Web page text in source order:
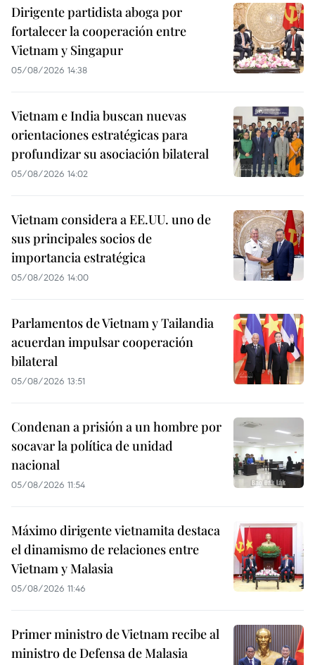
Dirigente partidista aboga por
fortalecer la cooperación entre
Vietnam y Singapur
05/08/2026 14:38
Vietnam e India buscan nuevas
orientaciones estratégicas para
profundizar su asociación bilateral
05/08/2026 14:02
Vietnam considera a EE.UU. uno de
sus principales socios de
importancia estratégica
05/08/2026 14:00
Parlamentos de Vietnam y Tailandia
acuerdan impulsar cooperación
bilateral
05/08/2026 13:51
Condenan a prisión a un hombre por
socavar la política de unidad
nacional
05/08/2026 11:54
Máximo dirigente vietnamita destaca
el dinamismo de relaciones entre
Vietnam y Malasia
05/08/2026 11:46
Primer ministro de Vietnam recibe al
ministro de Defensa de Malasia